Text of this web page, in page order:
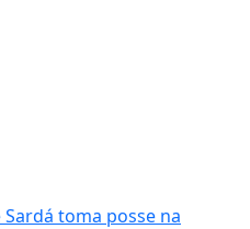
toma posse na